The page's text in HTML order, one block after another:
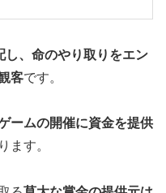
し、命のやり取りをエン
客です。
ームの開催に資金を提供
ます。